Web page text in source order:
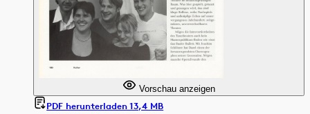
Vorschau anzeigen
PDF herunterladen 13,4 MB